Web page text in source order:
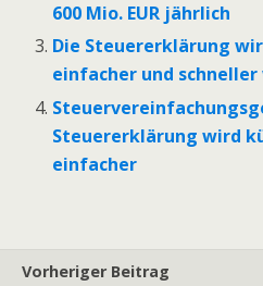
600 Mio. EUR jährlich
Die Steuererklärung
einfacher und schneller
Steuererklärung wird
einfacher
Vorheriger Beitrag